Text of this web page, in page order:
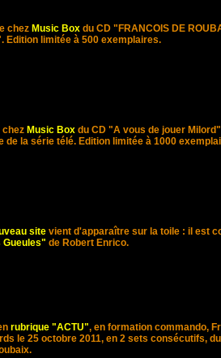
chez Music Box du CD " FRANCOIS DE
Edition limitée à 500 exemplaires.
chez Music Box du CD "A vous de jouer
de la série télé. Edition limitée à 1000
site vient d'apparaître sur la toile : il est
Gueules" de Robert Enrico.
rubrique "ACTU", en formation commando,
le 25 octobre 2011, en 2 sets consécutifs,